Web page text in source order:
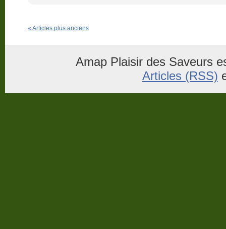
« Articles plus anciens
Amap Plaisir des Saveurs
Articles (RSS)